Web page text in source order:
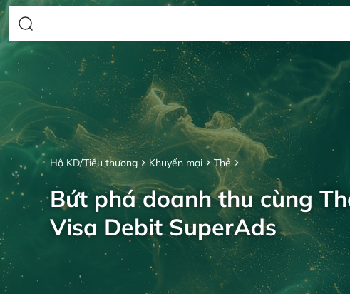
Hộ KD/Tiểu thương Khuyến mại Thẻ
Bứt phá doanh thu cùng
Visa Debit SuperAds